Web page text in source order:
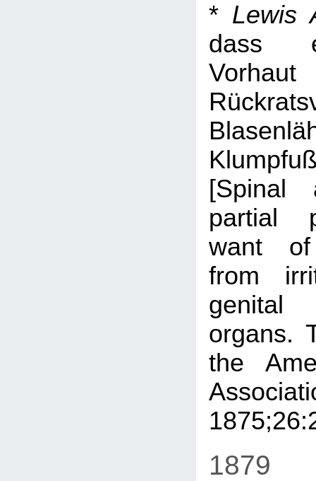
* Lewis
dass
Vorhaut
[Spinal
partial
want of
from
genital
organs.
the
1879